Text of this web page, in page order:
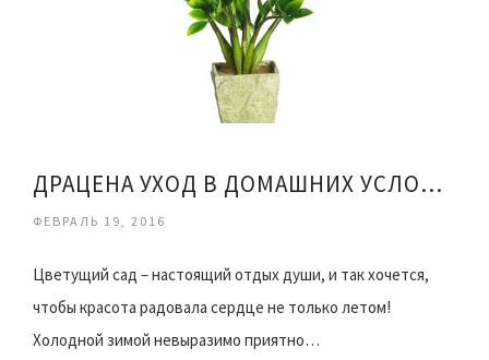
ДРАЦЕНА УХОД В ДОМАШНИХ УСЛОВИЯХ
ФЕВРАЛЬ 19, 2016
Цветущий сад – настоящий отдых души, и так хочется,
чтобы красота радовала сердце не только летом!
Холодной зимой невыразимо приятно…